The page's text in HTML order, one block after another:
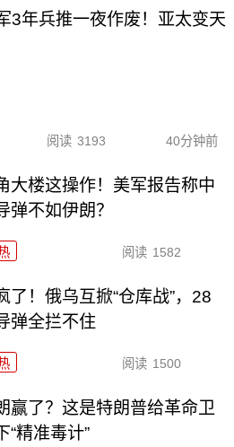
3年兵推一夜作废！亚太变天
阅读 3193 40分钟前
大楼这操作！美军报告称中
弹不如伊朗？
阅读 1582
了！俄乌互掀“仓库战”，28
弹全拦不住
阅读 1500
赢了？这是特朗普给革命卫
“精准毒计”